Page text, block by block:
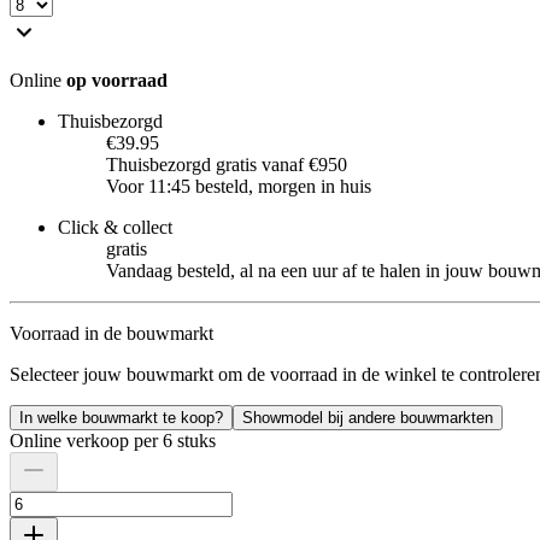
Online op voorraad
Thuisbezorgd
€39.95
Thuisbezorgd gratis vanaf €950
Voor 11:45 besteld, morgen in huis
Click & collect
gratis
Vandaag besteld, al na een uur af te halen in jouw
Voorraad in de bouwmarkt
Selecteer jouw bouwmarkt om de voorraad in de winkel te
In welke bouwmarkt te koop? Showmodel bij andere bouwmarkten
Online verkoop per 6 stuks